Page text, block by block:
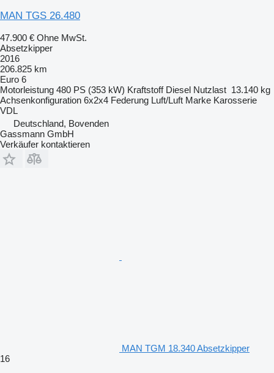
MAN TGS 26.480
47.900 € Ohne MwSt.
Absetzkipper
2016
206.825 km
Euro 6
Motorleistung 480 PS (353 kW) Kraftstoff Diesel Nutzlast 13.140 kg
Achsenkonfiguration 6x2x4 Federung Luft/Luft Marke Karosserie
VDL
Deutschland, Bovenden
Gassmann GmbH
Verkäufer kontaktieren
MAN TGM 18.340 Absetzkipper
16